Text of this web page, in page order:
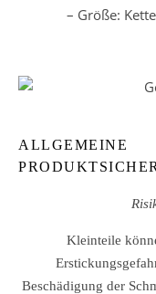
– Größe:
ALLGEMEINE
Kleinteile
Beschädigung der